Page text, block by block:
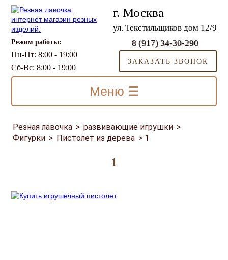
г. Москва
ул. Текстильщиков дом 12/9
Режим работы:
Пн-Пт: 8:00 - 19:00
Сб-Вс: 8:00 - 19:00
8 (917) 34-30-290
ЗАКАЗАТЬ ЗВОНОК
Меню ☰
Резная лавочка > развивающие игрушки >
Фигурки > Пистолет из дерева > 1
1